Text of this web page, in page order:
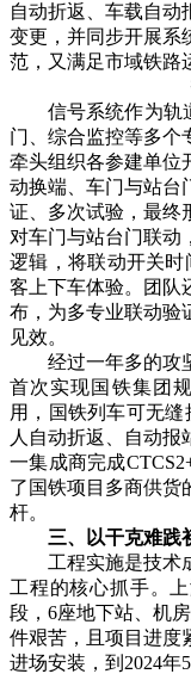
自动折返、车载自动
变更，并同步开展系
范，又满足市域铁路
信号系统作为轨道
门、综合监控等多个
牵头组织各参建单位
动换端、车门与站台
证、多次试验，最终
对车门与站台门联动
逻辑，将联动开关
客上下车体验。团队
布，为多专业联动验
见效。
经过一年多的攻坚
首次实现国铁集团
用，国铁列车可无缝
人自动折返、自动报
一集成商完成
了国铁项目多商供货
杆。
三、以干克难践
工程实施是技术成
工程的核心抓手。
段，6座地下站、机
件艰苦，且项目进度
进场安装，到2024年